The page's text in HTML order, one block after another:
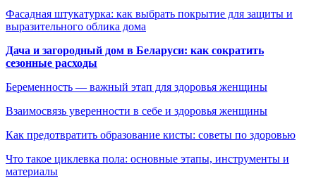
Фасадная штукатурка: как выбрать покрытие для защиты и
выразительного облика дома
Дача и загородный дом в Беларуси: как сократить
сезонные расходы
Беременность — важный этап для здоровья женщины
Взаимосвязь уверенности в себе и здоровья женщины
Как предотвратить образование кисты: советы по здоровью
Что такое циклевка пола: основные этапы, инструменты и
материалы